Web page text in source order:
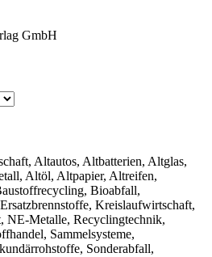
GmbH
Altautos, Altbatterien, Altglas,
Altöl, Altpapier, Altreifen,
Bioabfall,
Kreislaufwirtschaft,
NE-Metalle, Recyclingtechnik,
Sammelsysteme,
Sonderabfall,